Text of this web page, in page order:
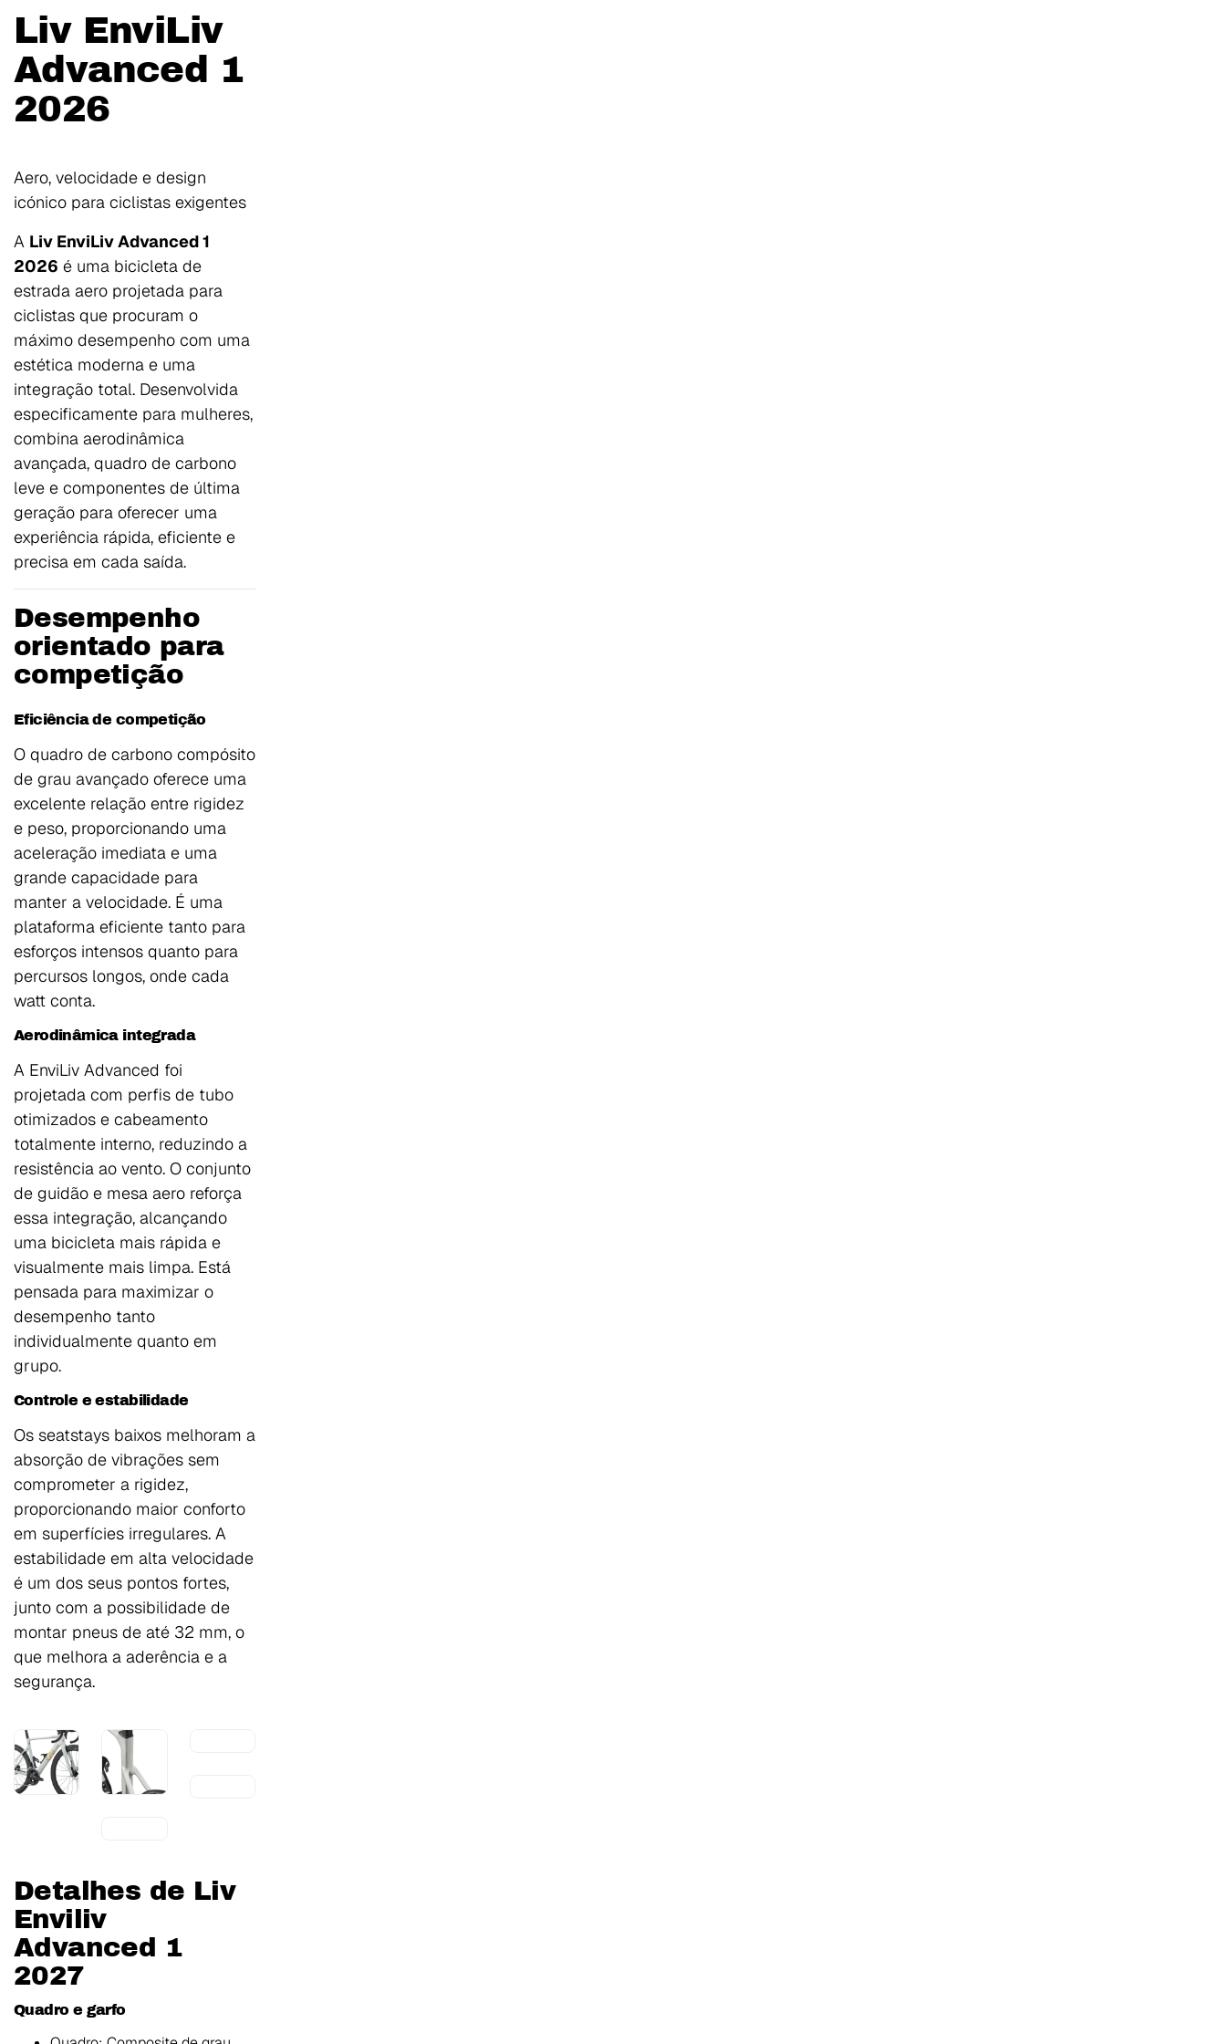
Liv EnviLiv
Advanced 1
2026
Aero, velocidade e design
icónico para ciclistas exigentes
A Liv EnviLiv Advanced 1
2026 é uma bicicleta de
estrada aero projetada para
ciclistas que procuram o
máximo desempenho com uma
estética moderna e uma
integração total. Desenvolvida
especificamente para mulheres,
combina aerodinâmica
avançada, quadro de carbono
leve e componentes de última
geração para oferecer uma
experiência rápida, eficiente e
precisa em cada saída.
Desempenho
orientado para
competição
Eficiência de competição
O quadro de carbono compósito
de grau avançado oferece uma
excelente relação entre rigidez
e peso, proporcionando uma
aceleração imediata e uma
grande capacidade para
manter a velocidade. É uma
plataforma eficiente tanto para
esforços intensos quanto para
percursos longos, onde cada
watt conta.
Aerodinâmica integrada
A EnviLiv Advanced foi
projetada com perfis de tubo
otimizados e cabeamento
totalmente interno, reduzindo a
resistência ao vento. O conjunto
de guidão e mesa aero reforça
essa integração, alcançando
uma bicicleta mais rápida e
visualmente mais limpa. Está
pensada para maximizar o
desempenho tanto
individualmente quanto em
grupo.
Controle e estabilidade
Os seatstays baixos melhoram a
absorção de vibrações sem
comprometer a rigidez,
proporcionando maior conforto
em superfícies irregulares. A
estabilidade em alta velocidade
é um dos seus pontos fortes,
junto com a possibilidade de
montar pneus de até 32 mm, o
que melhora a aderência e a
segurança.
Detalhes de Liv
Enviliv
Advanced 1
2027
Quadro e garfo